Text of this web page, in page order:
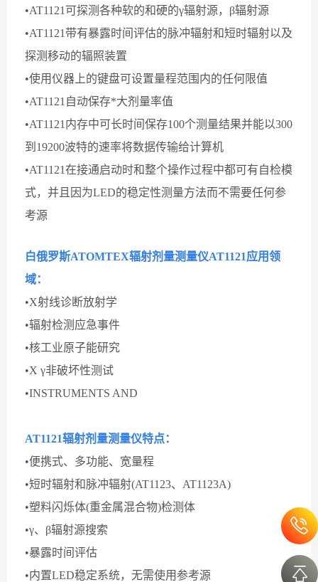
•AT1121可探测各种软的和硬的γ辐射源，β辐射源
•AT1121带有暴露时间评估的脉冲辐射和短时辐射以及
探测移动的辐照装置
•使用仪器上的键盘可设置量程范围内的任何限值
•AT1121自动保存*大剂量率值
•AT1121内存中可长时间保存100个测量结果并能以300
到19200波特的速率将数据传输给计算机
•AT1121在接通启动时和整个操作过程中都可有自检模
式，并且因为LED的稳定性测量方法而不需要任何参
考源
白俄罗斯ATOMTEX辐射剂量测量仪AT1121应用领
域：
•X射线诊断放射学
•辐射检测应急事件
•核工业原子能研究
•X γ非破坏性测试
•INSTRUMENTS AND
AT1121辐射剂量测量仪特点：
•便携式、多功能、宽量程
•短时辐射和脉冲辐射(AT1123、AT1123A)
•塑料闪烁体(重金属混合物)检测体
•γ、β辐射源搜索
•暴露时间评估
•内置LED稳定系统，无需使用参考源